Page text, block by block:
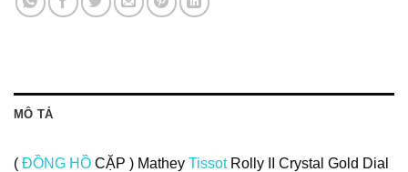
MÔ TẢ
( ĐỒNG HỒ CẶP ) Mathey TissotRolly II Crystal Gold Dial